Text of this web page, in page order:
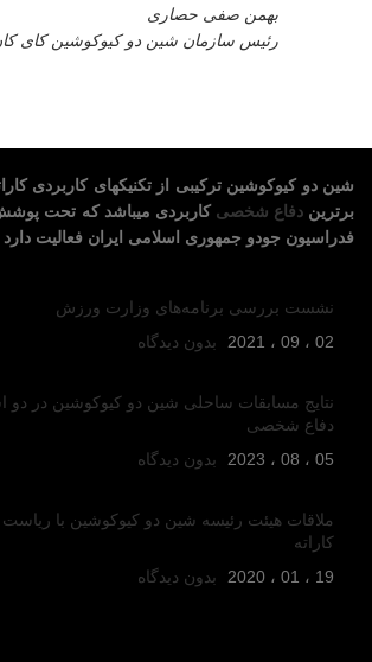
بهمن صفی حصاری
رئیس سازمان شین دو کیوکوشین کای
شین دو کیوکوشین ترکیبی از تکنیکهای کاربردی
برتریندفاع شخصی کاربردی میباشد که تحت
فدراسیون جودو جمهوری اسلامی ایران فعالیت دارد
نشست بررسی برنامه‌های وزارت ورزش
02 ، 09 ، 2021
بدون دیدگاه
نتایج مسابقات ساحلی شین دو کیوکوشین در دو
دفاع شخصی
05 ، 08 ، 2023
بدون دیدگاه
ملاقات هیئت رئیسه شین دو کیوکوشین با
کاراته
19 ، 01 ، 2020
بدون دیدگاه